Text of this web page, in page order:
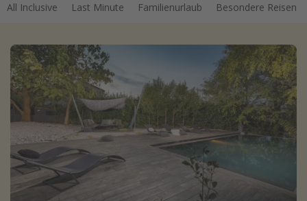
All Inclusive Last Minute Familienurlaub Besondere Reisen
Kategorien
Hotel
Pauschalreisen
Kreuzfahrten
Reiseziele
Alle Reiseziele
Bodensee Urlaub